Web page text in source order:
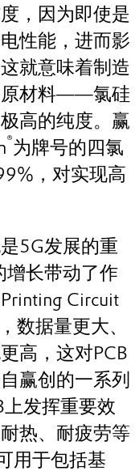
，因为即使是
性能，进而影
就意味着制造
原材料——氯硅
高的纯度。赢
®为牌号的四氯
，对实现高
5G发展的重
增长带动了作
Circuit
数据量更大、
高，这对PCB
赢创的一系列
发挥重要效
热、耐疲劳等
用于包括基